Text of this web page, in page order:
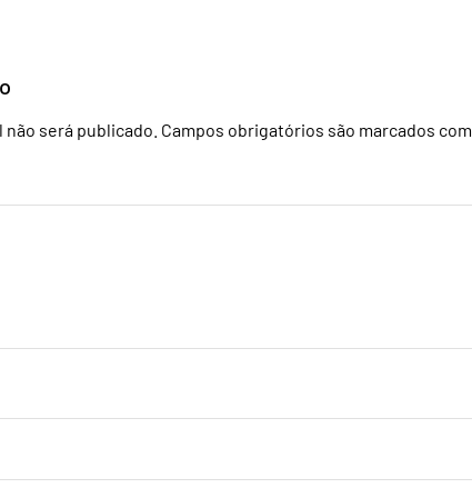
será publicado. Campos obrigatórios são marcados com